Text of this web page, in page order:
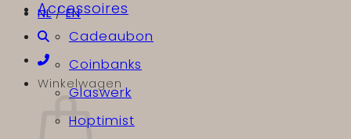
NL/EN
Winkelwagen
Accessoires
Cadeaubon
Coinbanks
Glaswerk
Hoptimist